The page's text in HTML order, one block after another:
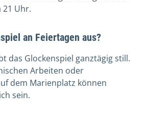
21 Uhr.
an Feiertagen aus?
das Glockenspiel ganztägig still.
Arbeiten oder
dem Marienplatz können
sein.